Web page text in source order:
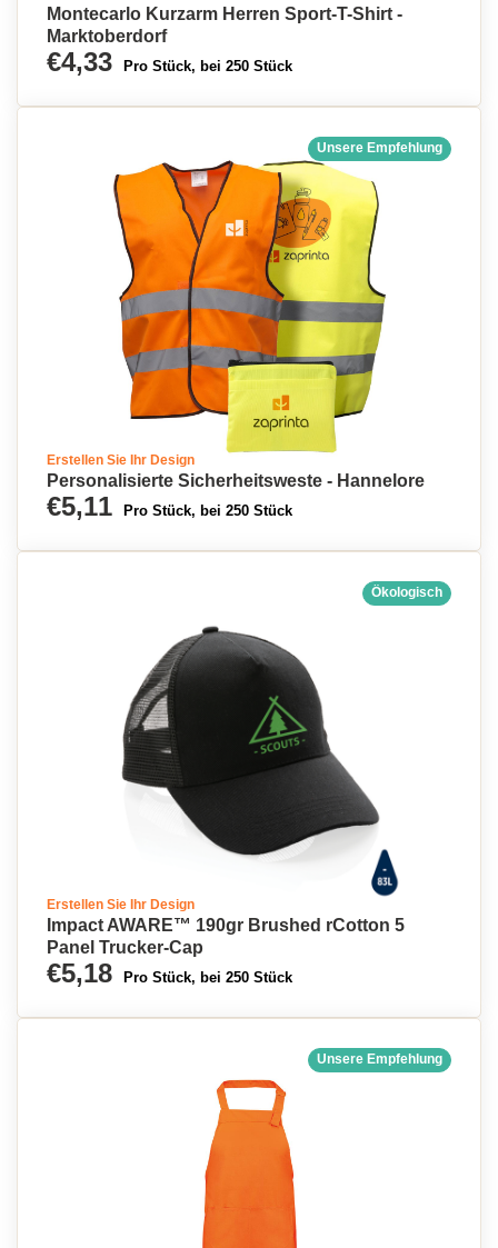
Montecarlo Kurzarm Herren Sport-T-Shirt -
Marktoberdorf
€4,33 Pro Stück, bei 250 Stück
Unsere Empfehlung
Erstellen Sie Ihr Design
Personalisierte Sicherheitsweste - Hannelore
€5,11 Pro Stück, bei 250 Stück
Ökologisch
Erstellen Sie Ihr Design
Impact AWARE™ 190gr Brushed rCotton 5
Panel Trucker-Cap
€5,18 Pro Stück, bei 250 Stück
Unsere Empfehlung